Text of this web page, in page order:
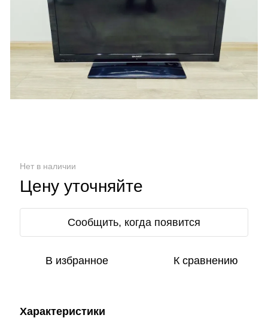
Нет в наличии
Цену уточняйте
Сообщить, когда появится
В избранное К сравнению
Характеристики